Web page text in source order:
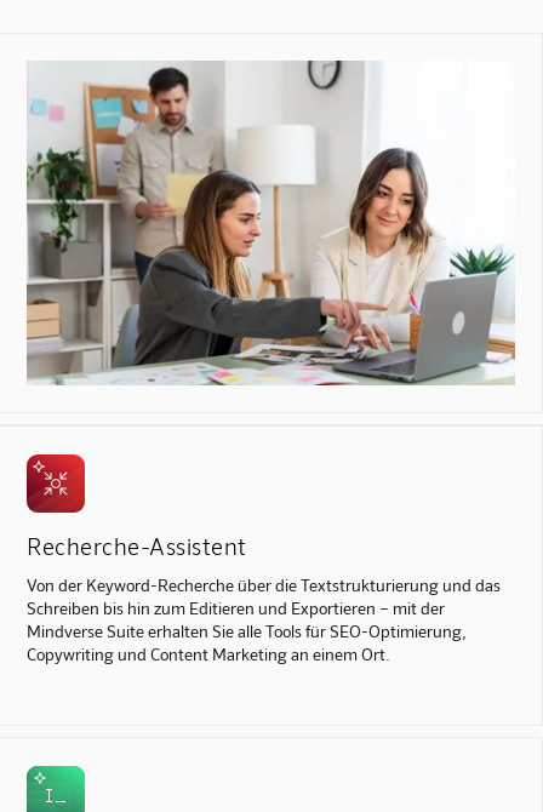
Recherche-Assistent
Von der Keyword-Recherche über die Textstrukturierung und das
Schreiben bis hin zum Editieren und Exportieren – mit der
Mindverse Suite erhalten Sie alle Tools für SEO-Optimierung,
Copywriting und Content Marketing an einem Ort.